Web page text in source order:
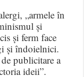
„armele în
și
și ferm face
și îndoielnici.
publicitare a
ideii”.